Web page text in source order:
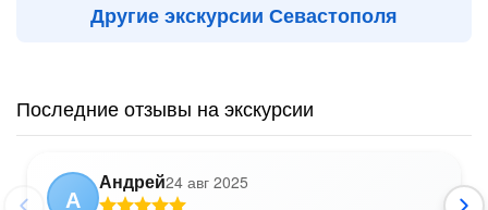
Другие экскурсии Севастополя
Последние отзывы на экскурсии
А
Андрей24 авг 2025